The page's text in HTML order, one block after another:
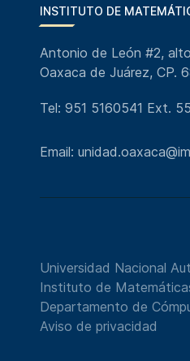
INSTITUTO DE
Antonio de León #2,
Oaxaca de Juárez, CP.
Tel: 951 5160541 Ext.
Email:
Universidad Nacional
Instituto de
Departamento de
Aviso de privacidad